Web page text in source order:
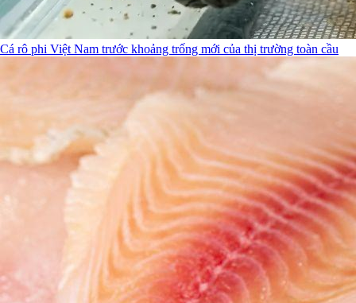
Cá rô phi Việt Nam trước khoảng trống mới của thị trường toàn cầu